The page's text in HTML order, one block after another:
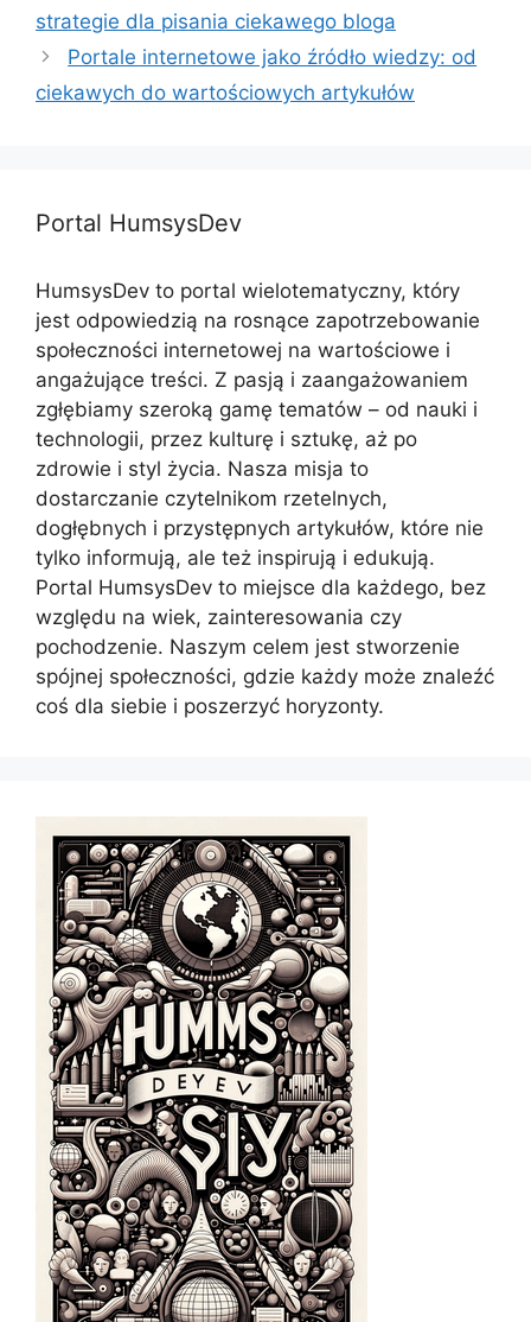
strategie dla pisania ciekawego bloga
Portale internetowe jako źródło wiedzy: od
ciekawych do wartościowych artykułów
Portal HumsysDev
HumsysDev to portal wielotematyczny, który
jest odpowiedzią na rosnące zapotrzebowanie
społeczności internetowej na wartościowe i
angażujące treści. Z pasją i zaangażowaniem
zgłębiamy szeroką gamę tematów – od nauki i
technologii, przez kulturę i sztukę, aż po
zdrowie i styl życia. Nasza misja to
dostarczanie czytelnikom rzetelnych,
dogłębnych i przystępnych artykułów, które nie
tylko informują, ale też inspirują i edukują.
Portal HumsysDev to miejsce dla każdego, bez
względu na wiek, zainteresowania czy
pochodzenie. Naszym celem jest stworzenie
spójnej społeczności, gdzie każdy może znaleźć
coś dla siebie i poszerzyć horyzonty.